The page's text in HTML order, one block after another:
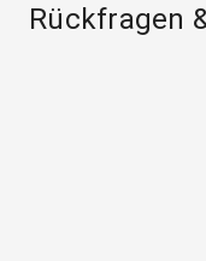
Rückfragen